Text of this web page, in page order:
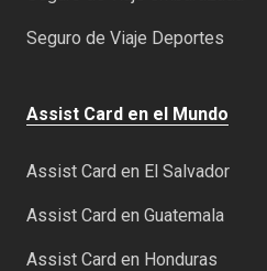
Seguro de Viaje Deportes
Assist Card en el Mundo
Assist Card en El Salvador
Assist Card en Guatemala
Assist Card en Honduras